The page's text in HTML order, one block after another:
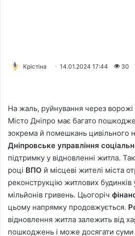
Крістіна 14.01.2024 17:44 30
На жаль, руйнування через ворожі
Місто Дніпро має багато
зокрема й помешкань цивільного
Дніпровське управління
підтримку у відновленні житла.
році ВПО й місцеві жителі міста
реконструкцію житлових будинків
мільйонів гривень. Цьогоріч
цьому напрямку продовжується.
відновлення житла залежить від
пошкоджень і може досягати суми